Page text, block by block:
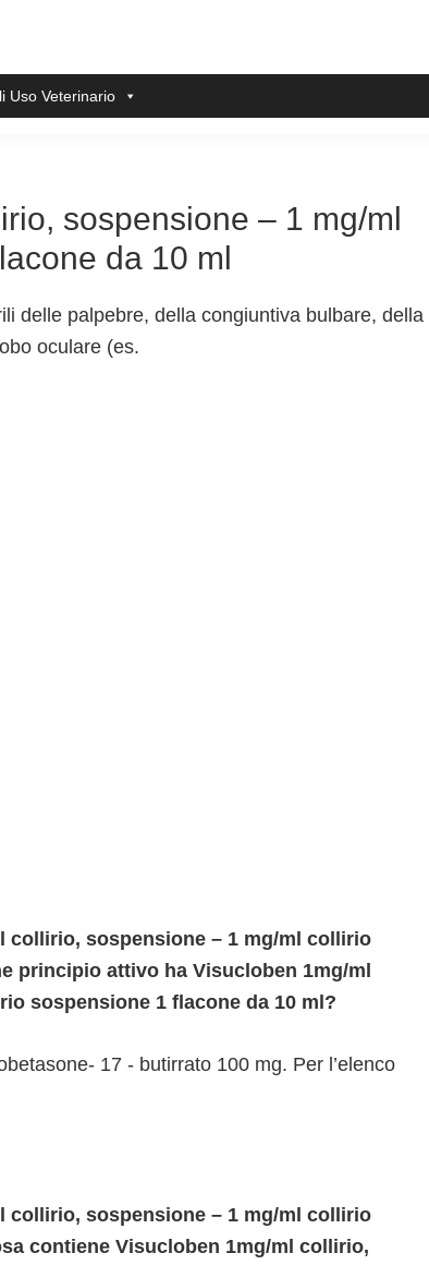
Uso Veterinario
sospensione – 1 mg/ml
da 10 ml
delle palpebre, della congiuntiva bulbare, della
oculare (es.
collirio, sospensione – 1 mg/ml collirio
principio attivo ha Visucloben 1mg/ml
sospensione 1 flacone da 10 ml?
17 - butirrato 100 mg. Per l’elenco
collirio, sospensione – 1 mg/ml collirio
contiene Visucloben 1mg/ml collirio,